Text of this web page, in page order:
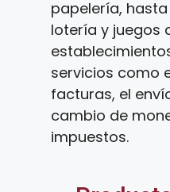
papelería,
lotería y juegos
servicios como
facturas, el
cambio de
impuestos.